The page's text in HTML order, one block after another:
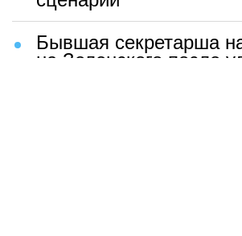
Бывшая секретарша
на Зеленского после